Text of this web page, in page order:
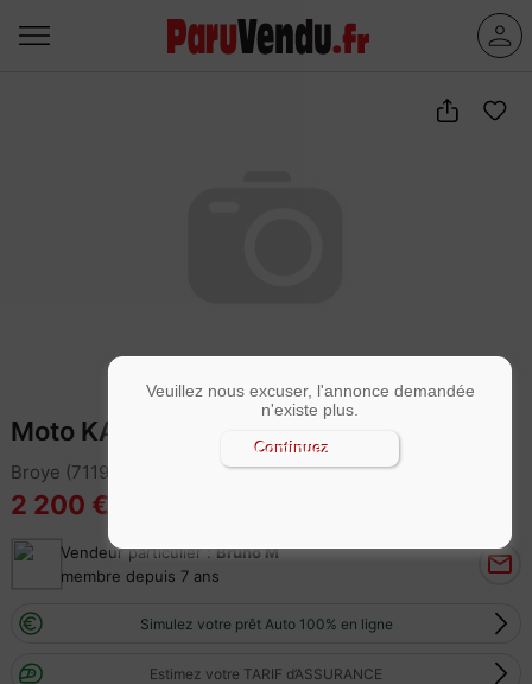
Moto KAWASAKI
Broye (71190)
2 200 €
Vendeur particulier :Bruno M
membre depuis 7 ans
Simulez votre prêt Auto 100% en ligne
Estimez votre TARIF d’ASSURANCE
Veuillez nous excuser, l'annonce demandée
n'existe plus.
Continuez